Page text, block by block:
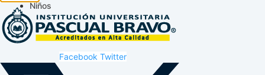
Niños
Facebook Twitter